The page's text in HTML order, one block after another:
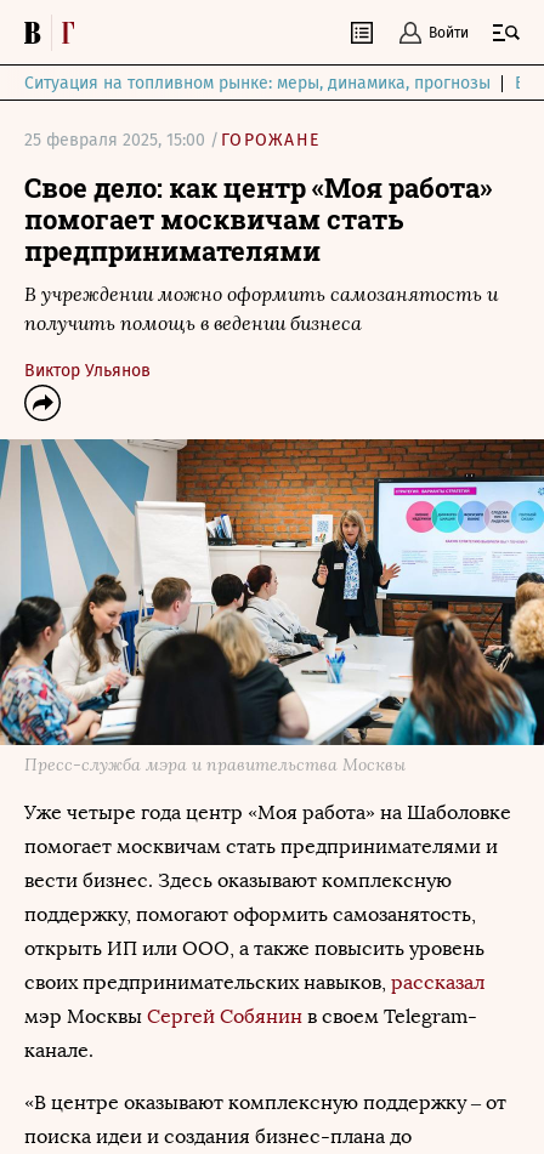
Войти
Ситуация на топливном рынке: меры, динамика, прогнозы
25 февраля 2025, 15:00 / ГОРОЖАНЕ
Свое дело: как центр «Моя работа»
помогает москвичам стать
предпринимателями
В учреждении можно оформить самозанятость и
получить помощь в ведении бизнеса
Виктор Ульянов
Пресс-служба мэра и правительства Москвы
Уже четыре года центр «Моя работа» на Шаболовке
помогает москвичам стать предпринимателями и
вести бизнес. Здесь оказывают комплексную
поддержку, помогают оформить самозанятость,
открыть ИП или ООО, а также повысить уровень
своих предпринимательских навыков, рассказал
мэр Москвы Сергей Собянин в своем Telegram-
канале.
«В центре оказывают комплексную поддержку – от
поиска идеи и создания бизнес-плана до